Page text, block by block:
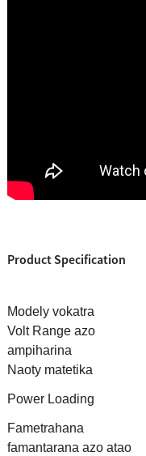
Product Specification
Modely vokatra
Volt Range azo
ampiharina
Naoty matetika
Power Loading
Fametrahana
famantarana azo atao